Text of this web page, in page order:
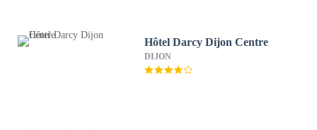
Hôtel Darcy Dijon Centre
DIJON